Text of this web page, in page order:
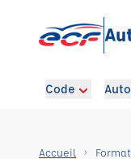
Code Auto
Accueil